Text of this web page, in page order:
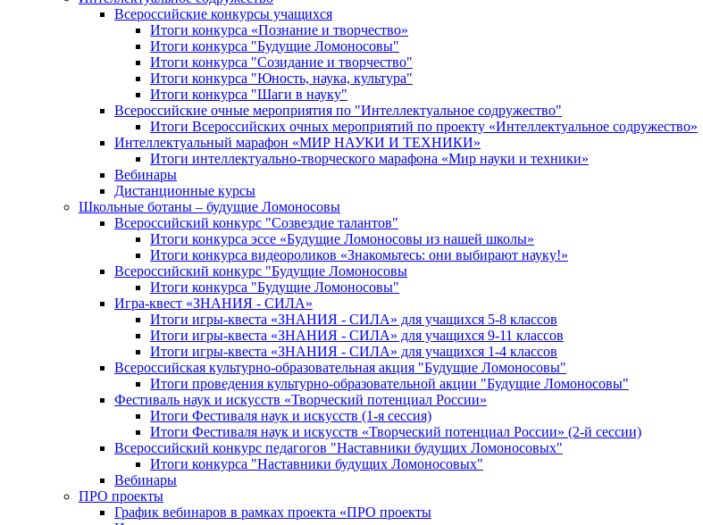
Всероссийские конкурсы учащихся
Итоги конкурса «Познание и творчество»
Итоги конкурса "Будущие Ломоносовы"
Итоги конкурса "Созидание и творчество"
Итоги конкурса "Юность, наука, культура"
Итоги конкурса "Шаги в науку"
Всероссийские очные мероприятия по "Интеллектуальное содружество"
Итоги Всероссийских очных мероприятий по проекту «Интеллектуальное содружество»
Интеллектуальный марафон «МИР НАУКИ И ТЕХНИКИ»
Итоги интеллектуально-творческого марафона «Мир науки и техники»
Вебинары
Дистанционные курсы
Школьные ботаны – будущие Ломоносовы
Всероссийский конкурс "Созвездие талантов"
Итоги конкурса эссе «Будущие Ломоносовы из нашей школы»
Итоги конкурса видеороликов «Знакомьтесь: они выбирают науку!»
Всероссийский конкурс "Будущие Ломоносовы
Итоги конкурса "Будущие Ломоносовы"
Игра-квест «ЗНАНИЯ - СИЛА»
Итоги игры-квеста «ЗНАНИЯ - СИЛА» для учащихся 5-8 классов
Итоги игры-квеста «ЗНАНИЯ - СИЛА» для учащихся 9-11 классов
Итоги игры-квеста «ЗНАНИЯ - СИЛА» для учащихся 1-4 классов
Всероссийская культурно-образовательная акция "Будущие Ломоносовы"
Итоги проведения культурно-образовательной акции "Будущие Ломоносовы"
Фестиваль наук и искусств «Творческий потенциал России»
Итоги Фестиваля наук и искусств (1-я сессия)
Итоги Фестиваля наук и искусств «Творческий потенциал России» (2-й сессии)
Всероссийский конкурс педагогов "Наставники будущих Ломоносовых"
Итоги конкурса "Наставники будущих Ломоносовых"
Вебинары
ПРО проекты
График вебинаров в рамках проекта «ПРО проекты